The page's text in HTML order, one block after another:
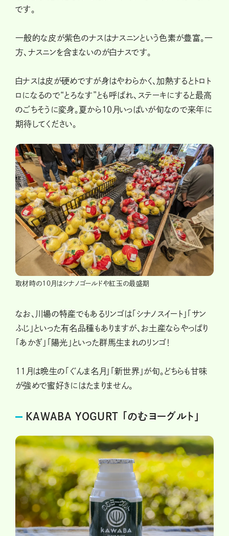
です。
一般的な皮が紫色のナスはナスニンという色素が豊富。一
方、ナスニンを含まないのが白ナスです。
白ナスは皮が硬めですが身はやわらかく、加熱するとトロト
ロになるので“とろなす”とも呼ばれ、ステーキにすると最高
のごちそうに変身。夏から10月いっぱいが旬なので来年に
期待してください。
取材時の10月はシナノゴールドや紅玉の最盛期
なお、川場の特産でもあるリンゴは「シナノスイート」「サン
ふじ」といった有名品種もありますが、お土産ならやっぱり
「あかぎ」「陽光」といった群馬生まれのリンゴ！
11月は晩生の「ぐんま名月」「新世界」が旬。どちらも甘味
が強めで蜜好きにはたまりません。
KAWABA YOGURT 「のむヨーグルト」